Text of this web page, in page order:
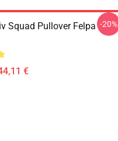
Squad Pullover Felpa
€
-20%